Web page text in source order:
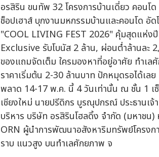
อรสิริน ขนทัพ 32 โครงการบ้านเดี่ยว คอนโด
ช็อปเฮาส์ บุกงานมหกรรมบ้านและคอนโด อัด
"COOL LIVING FEST 2026" คุ้มสุดแห่ง
Exclusive รับโบนัส 2 ล้าน, ผ่อนต่ำล้านละ
ของแถมจัดเต็ม ใครมองหาที่อยู่อาศัย ทำเล
ราคาเริ่มต้น 2-30 ล้านบาท ปักหมุดรอได้เลย
พลาด 14-17 พ.ค. นี้ 4 วันเท่านั้น ณ ชั้น 1 เ
เชียงใหม่ นายปรีดิกร บูรณุปกรณ์ ประธานเจ้
บริหาร บริษัท อรสิรินโฮลดิ้ง จำกัด (มหาชน)
ORN ผู้นำการพัฒนาอสังหาริมทรัพย์โครงก
ราบ แนวสูง บนทำเลศักยภาพ จ